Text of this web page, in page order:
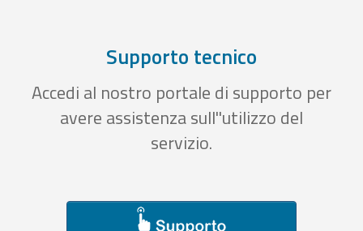
Supporto tecnico
Accedi al nostro portale di supporto per
avere assistenza sull''utilizzo del
servizio.